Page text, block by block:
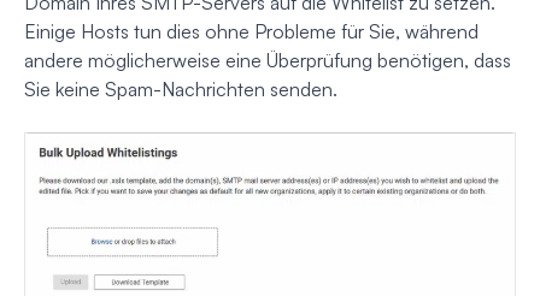
Einige Hosts tun dies ohne Probleme für Sie, während
andere möglicherweise eine Überprüfung benötigen, dass
Sie keine Spam-Nachrichten senden.